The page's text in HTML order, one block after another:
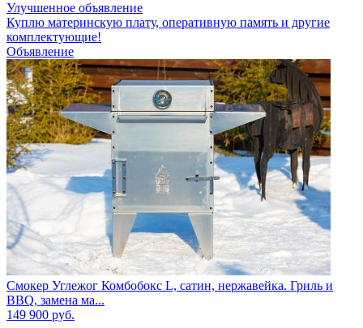
Улучшенное объявление
Куплю материнскую плату, оперативную память и другие
комплектующие!
Объявление
Смокер Углежог Комбобокс L, сатин, нержавейка. Гриль и
BBQ, замена ма...
149 900 руб.